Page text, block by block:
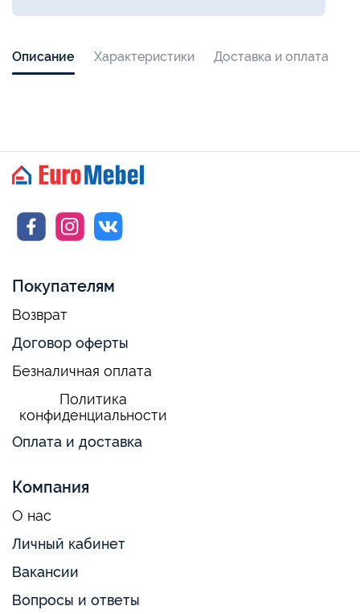
Описание Характеристики Доставка и оплата
Покупателям
Возврат
Договор оферты
Безналичная оплата
Политика
конфиденциальности
Оплата и доставка
Компания
О нас
Личный кабинет
Вакансии
Вопросы и ответы